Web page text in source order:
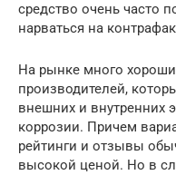
средство очень часто
нарваться на
На рынке много
производителей,
внешних и внутренних
коррозии. Причем
рейтинги и отзывы
высокой ценой. Но в